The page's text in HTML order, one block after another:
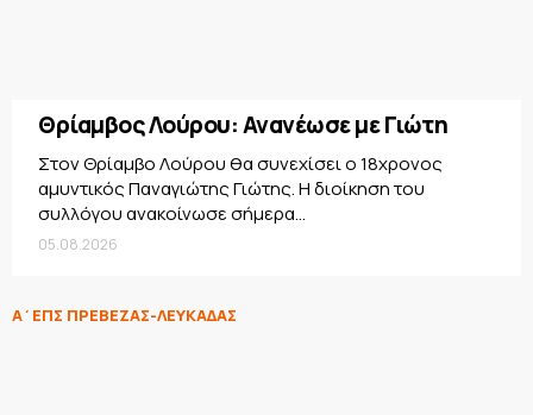
Θρίαμβος Λούρου: Ανανέωσε με Γιώτη
Στον Θρίαμβο Λούρου θα συνεχίσει ο 18χρονος
αμυντικός Παναγιώτης Γιώτης. Η διοίκηση του
συλλόγου ανακοίνωσε σήμερα...
05.08.2026
Α΄ΕΠΣ ΠΡΕΒΕΖΑΣ-ΛΕΥΚΑΔΑΣ